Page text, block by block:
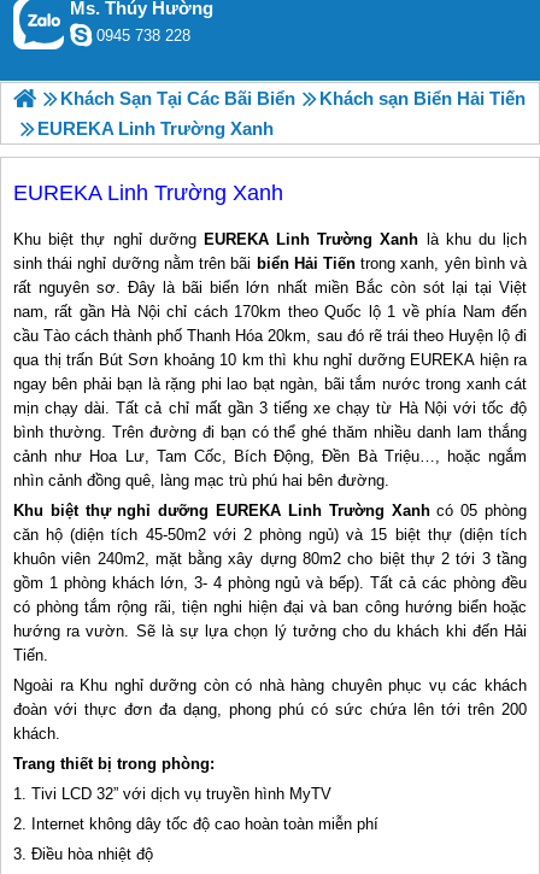
Ms. Thúy Hường
0945 738 228
Khách Sạn Tại Các Bãi Biển
Khách sạn Biển Hải Tiến
EUREKA Linh Trường Xanh
EUREKA Linh Trường Xanh
Khu biệt thự nghỉ dưỡng EUREKA Linh Trường Xanh là khu du lịch
sinh thái nghỉ dưỡng nằm trên bãi biển Hải Tiếntrong xanh, yên bình và
rất nguyên sơ. Đây là bãi biển lớn nhất miền Bắc còn sót lại tại Việt
nam, rất gần Hà Nội chỉ cách 170km theo Quốc lộ 1 về phía Nam đến
cầu Tào cách thành phố Thanh Hóa 20km, sau đó rẽ trái theo Huyện lộ đi
qua thị trấn Bút Sơn khoảng 10 km thì khu nghỉ dưỡng EUREKA hiện ra
ngay bên phải bạn là rặng phi lao bạt ngàn, bãi tắm nước trong xanh cát
mịn chạy dài. Tất cả chỉ mất gần 3 tiếng xe chạy từ Hà Nội với tốc độ
bình thường. Trên đường đi bạn có thể ghé thăm nhiều danh lam thắng
cảnh như Hoa Lư, Tam Cốc, Bích Động, Đền Bà Triệu…, hoặc ngắm
nhìn cảnh đồng quê, làng mạc trù phú hai bên đường.
Khu biệt thự nghỉ dưỡng EUREKA Linh Trường Xanhcó 05 phòng
căn hộ (diện tích 45-50m2 với 2 phòng ngủ) và 15 biệt thự (diện tích
khuôn viên 240m2, mặt bằng xây dựng 80m2 cho biệt thự 2 tới 3 tầng
gồm 1 phòng khách lớn, 3- 4 phòng ngủ và bếp). Tất cả các phòng đều
có phòng tắm rộng rãi, tiện nghi hiện đại và ban công hướng biển hoặc
hướng ra vườn. Sẽ là sự lựa chọn lý tưởng cho du khách khi đến Hải
Tiến.
Ngoài ra Khu nghỉ dưỡng còn có nhà hàng chuyên phục vụ các khách
đoàn với thực đơn đa dạng, phong phú có sức chứa lên tới trên 200
khách.
Trang thiết bị trong phòng:
1. Tivi LCD 32” với dịch vụ truyền hình MyTV
2. Internet không dây tốc độ cao hoàn toàn miễn phí
3. Điều hòa nhiệt độ